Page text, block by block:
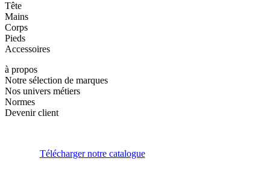
Tête
Mains
Corps
Pieds
Accessoires
à propos
Notre sélection de marques
Nos univers métiers
Normes
Devenir client
Télécharger notre catalogue